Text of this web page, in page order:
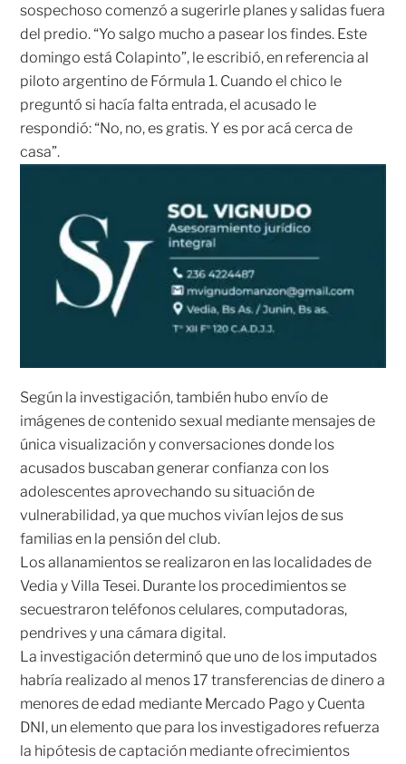
sospechoso comenzó a sugerirle planes y salidas fuera
del predio. “Yo salgo mucho a pasear los findes. Este
domingo está Colapinto”, le escribió, en referencia al
piloto argentino de Fórmula 1. Cuando el chico le
preguntó si hacía falta entrada, el acusado le
respondió: “No, no, es gratis. Y es por acá cerca de
casa”.
Según la investigación, también hubo envío de
imágenes de contenido sexual mediante mensajes de
única visualización y conversaciones donde los
acusados buscaban generar confianza con los
adolescentes aprovechando su situación de
vulnerabilidad, ya que muchos vivían lejos de sus
familias en la pensión del club.
Los allanamientos se realizaron en las localidades de
Vedia y Villa Tesei. Durante los procedimientos se
secuestraron teléfonos celulares, computadoras,
pendrives y una cámara digital.
La investigación determinó que uno de los imputados
habría realizado al menos 17 transferencias de dinero a
menores de edad mediante Mercado Pago y Cuenta
DNI, un elemento que para los investigadores refuerza
la hipótesis de captación mediante ofrecimientos